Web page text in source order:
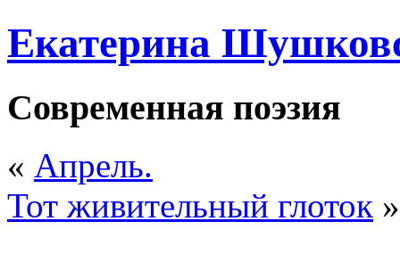
Екатерина
Современная поэзия
« Апрель.
Тот живительный глоток »